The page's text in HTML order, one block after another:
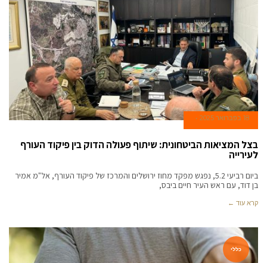
18 בפברואר 2025
בצל המציאות הביטחונית: שיתוף פעולה הדוק בין פיקוד העורף
לעירייה
ביום רביעי 5.2, נפגש מפקד מחוז ירושלים והמרכז של פיקוד העורף, אל"מ אמיר
בן דוד, עם ראש העיר חיים ביבס,
קרא עוד ←
כללי